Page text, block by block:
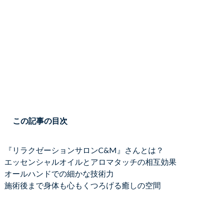
この記事の目次
『リラクゼーションサロンC&M』さんとは？
エッセンシャルオイルとアロマタッチの相互効果
オールハンドでの細かな技術力
施術後まで身体も心もくつろげる癒しの空間